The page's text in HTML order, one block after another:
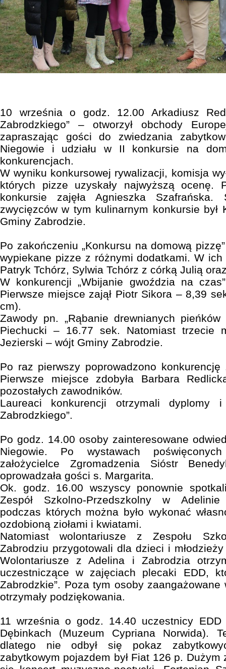
10 września o godz. 12.00 Arkadiusz
Zabrodzkiego” – otworzył obchody
zapraszając gości do zwiedzania
Niegowie i udziału w II konkursie na
konkurencjach.
W wyniku konkursowej rywalizacji, komisja
których pizze uzyskały najwyższą ocenę.
konkursie zajęła Agnieszka Szafrańska.
zwycięzców w tym kulinarnym konkursie był
Gminy Zabrodzie.
Po zakończeniu „Konkursu na domową
wypiekane pizze z różnymi dodatkami. W
Patryk Tchórz, Sylwia Tchórz z córką Julią
W konkurencji „Wbijanie gwoździa na
Pierwsze miejsce zajął Piotr Sikora – 8,39
cm).
Zawody pn. „Rąbanie drewnianych pieńków
Piechucki – 16.77 sek. Natomiast trzecie
Jezierski – wójt Gminy Zabrodzie.
Po raz pierwszy poprowadzono konkurencję
Pierwsze miejsce zdobyła Barbara
pozostałych zawodników.
Laureaci konkurencji otrzymali dyplomy
Zabrodzkiego”.
Po godz. 14.00 osoby zainteresowane
Niegowie. Po wystawach
założycielce Zgromadzenia Sióstr
oprowadzała gości s. Margarita.
Ok. godz. 16.00 wszyscy ponownie
Zespół Szkolno-Przedszkolny w Adelinie
podczas których można było wykonać
ozdobioną ziołami i kwiatami.
Natomiast wolontariusze z Zespołu
Zabrodziu przygotowali dla dzieci i młodzieży
Wolontariusze z Adelina i Zabrodzia
uczestniczące w zajęciach plecaki EDD,
Zabrodzkie”. Poza tym osoby
otrzymały podziękowania.
11 września o godz. 14.40 uczestnicy
Dębinkach (Muzeum Cypriana Norwida).
dlatego nie odbył się pokaz
zabytkowym pojazdem był Fiat 126 p. Dużym